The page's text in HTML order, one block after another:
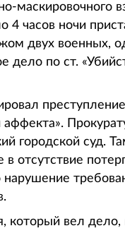
4 часов ночи
двух военных,
дело по ст.
городской суд.
в отсутствие
который вел